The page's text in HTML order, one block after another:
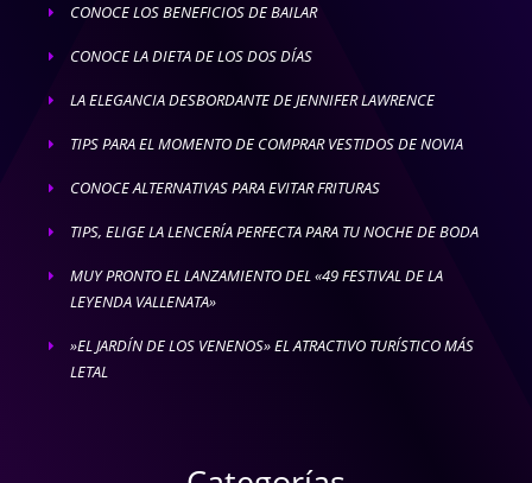
E CONOCE LOS BENEFICIOS DE BAILAR
E CONOCE LA DIETA DE LOS DOS DÍAS
E LA ELEGANCIA DESBORDANTE DE JENNIFER LAWRENCE
E TIPS PARA EL MOMENTO DE COMPRAR VESTIDOS DE NOVIA
E CONOCE ALTERNATIVAS PARA EVITAR FRITURAS
E TIPS, ELIGE LA LENCERÍA PERFECTA PARA TU NOCHE DE BODA
E
MUY PRONTO EL LANZAMIENTO DEL «49 FESTIVAL DE LA
LEYENDA VALLENATA»
E
»EL JARDÍN DE LOS VENENOS» EL ATRACTIVO TURÍSTICO MÁS
LETAL